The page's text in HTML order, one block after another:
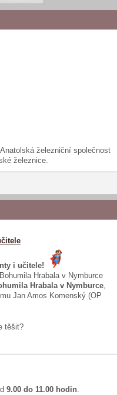
železniční společnost
železnice.
i učitele!
Hrabala v Nymburce
Hrabala v Nymburce,
Jan Amos Komenský (OP
těšit?
9.00 do 11.00 hodin.